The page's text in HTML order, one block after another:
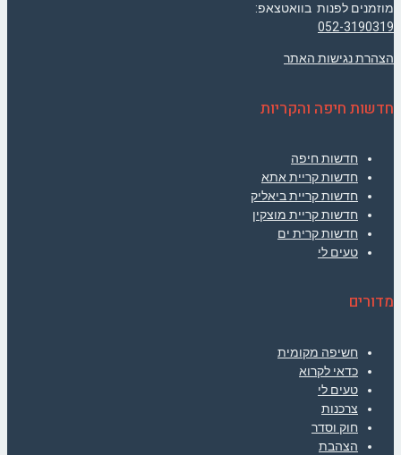
מוזמנים לפנות בוואטצאפ:
052-3190319
הצהרת נגישות האתר
חדשות חיפה והקריות
חדשות חיפה
חדשות קריית אתא
חדשות קריית ביאליק
חדשות קריית מוצקין
חדשות קרית ים
טעים לי
מדורים
חשיפה מקומית
כדאי לקרוא
טעים לי
צרכנות
חוק וסדר
הצהבת